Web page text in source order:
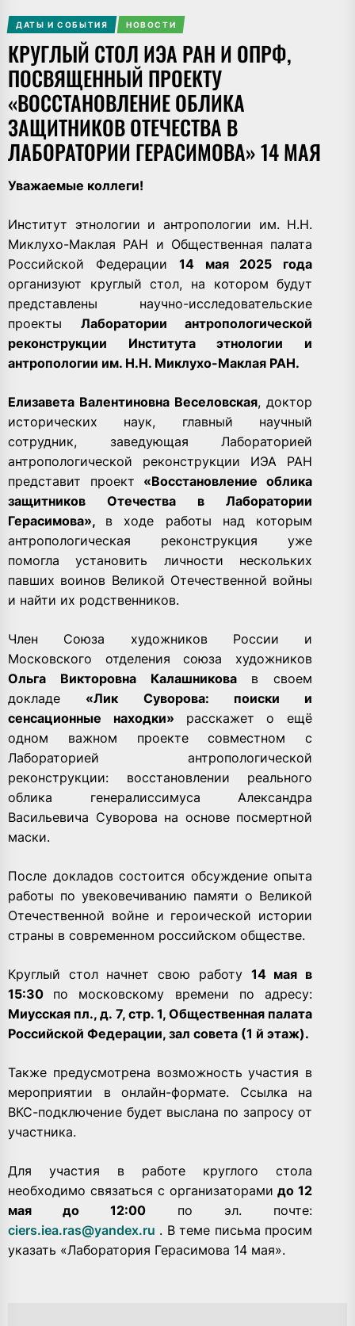
ДАТЫ И СОБЫТИЯ НОВОСТИ
КРУГЛЫЙ СТОЛ ИЭА РАН И ОПРФ,
ПОСВЯЩЕННЫЙ ПРОЕКТУ
«ВОССТАНОВЛЕНИЕ ОБЛИКА
ЗАЩИТНИКОВ ОТЕЧЕСТВА В
ЛАБОРАТОРИИ ГЕРАСИМОВА» 14 МАЯ
Уважаемые коллеги!
Институт этнологии и антропологии им. Н.Н.
Миклухо-Маклая РАН и Общественная палата
Российской Федерации 14 мая 2025 года
организуют круглый стол, на котором будут
представлены научно-исследовательские
проекты Лаборатории антропологической
реконструкции Института этнологии и
антропологии им. Н.Н. Миклухо-Маклая РАН.
Елизавета Валентиновна Веселовская, доктор
исторических наук, главный научный
сотрудник, заведующая Лабораторией
антропологической реконструкции ИЭА РАН
представит проект «Восстановление облика
защитников Отечества в Лаборатории
Герасимова», в ходе работы над которым
антропологическая реконструкция уже
помогла установить личности нескольких
павших воинов Великой Отечественной войны
и найти их родственников.
Член Союза художников России и
Московского отделения союза художников
Ольга Викторовна Калашниковав своем
докладе «Лик Суворова: поиски и
сенсационные находки» расскажет о ещё
одном важном проекте совместном с
Лабораторией антропологической
реконструкции: восстановлении реального
облика генералиссимуса Александра
Васильевича Суворова на основе посмертной
маски.
После докладов состоится обсуждение опыта
работы по увековечиванию памяти о Великой
Отечественной войне и героической истории
страны в современном российском обществе.
Круглый стол начнет свою работу 14 мая в
15:30 по московскому времени по адресу:
Миусская пл., д. 7, стр. 1, Общественная палата
Российской Федерации, зал совета (1 й этаж).
Также предусмотрена возможность участия в
мероприятии в онлайн-формате. Ссылка на
ВКС-подключение будет выслана по запросу от
участника.
Для участия в работе круглого стола
необходимо связаться с организаторамидо 12
мая до 12:00 по эл. почте:
ciers.iea.ras@yandex.ru . В теме письма просим
указать «Лаборатория Герасимова 14 мая».